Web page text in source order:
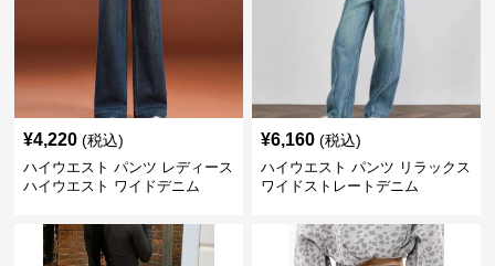
¥4,220 (税込)
ハイウエスト パンツ レディース
ハイウエスト ワイドデニム
¥6,160 (税込)
ハイウエスト パンツ リラックス
ワイドストレートデニム